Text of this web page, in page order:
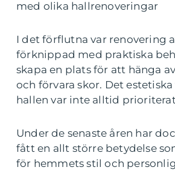
med olika hallrenoveringar
I det förflutna var renovering
förknippad med praktiska
skapa en plats för att hänga
och förvara skor. Det
hallen var inte alltid
Under de senaste åren har
fått en allt större betydelse
för hemmets stil och